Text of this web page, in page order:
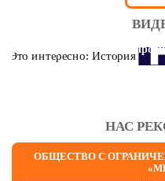
Это интересно: История
НАС
ОБЩЕСТВО С